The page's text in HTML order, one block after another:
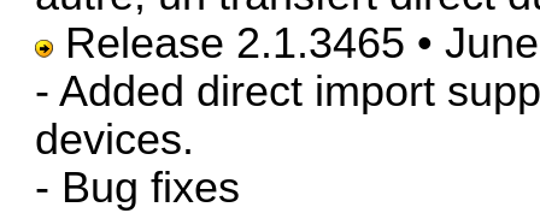
Release 2.1.3465 •
- Added direct import
devices.
- Bug fixes